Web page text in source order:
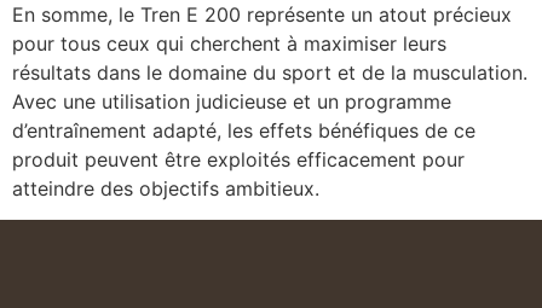
En somme, le Tren E 200 représente un atout précieux
pour tous ceux qui cherchent à maximiser leurs
résultats dans le domaine du sport et de la musculation.
Avec une utilisation judicieuse et un programme
d’entraînement adapté, les effets bénéfiques de ce
produit peuvent être exploités efficacement pour
atteindre des objectifs ambitieux.